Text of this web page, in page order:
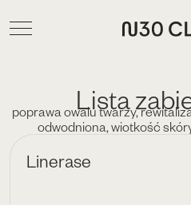
Lista
poprawa owalu twarzy,
odwodniona,wiotkość
Linerase